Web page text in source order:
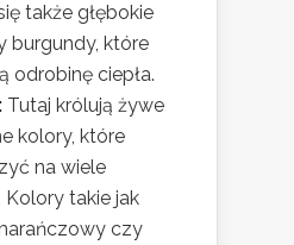
także głębokie
burgundy, które
odrobinę ciepła.
Tutaj królują żywe
kolory, które
na wiele
takie jak
czy